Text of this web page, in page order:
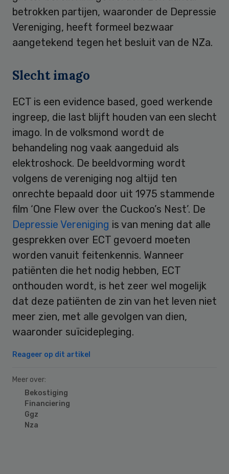
betrokken partijen, waaronder de Depressie
Vereniging, heeft formeel bezwaar
aangetekend tegen het besluit van de NZa.
Slecht imago
ECT is een evidence based, goed werkende
ingreep, die last blijft houden van een slecht
imago. In de volksmond wordt de
behandeling nog vaak aangeduid als
elektroshock. De beeldvorming wordt
volgens de vereniging nog altijd ten
onrechte bepaald door uit 1975 stammende
film ‘One Flew over the Cuckoo’s Nest’. De
Depressie Vereniging is van mening dat alle
gesprekken over ECT gevoerd moeten
worden vanuit feitenkennis. Wanneer
patiënten die het nodig hebben, ECT
onthouden wordt, is het zeer wel mogelijk
dat deze patiënten de zin van het leven niet
meer zien, met alle gevolgen van dien,
waaronder suïcidepleging.
Reageer op dit artikel
Meer over:
Bekostiging
Financiering
Ggz
Nza